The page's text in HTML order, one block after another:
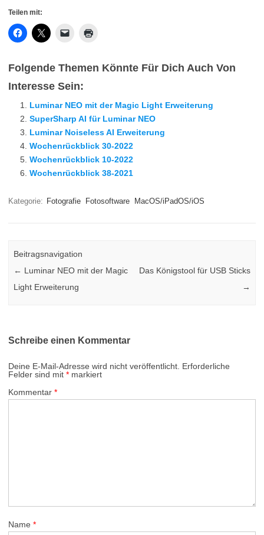
Teilen mit:
Folgende Themen Könnte Für Dich Auch Von
Interesse Sein:
Luminar NEO mit der Magic Light Erweiterung
SuperSharp AI für Luminar NEO
Luminar Noiseless AI Erweiterung
Wochenrückblick 30-2022
Wochenrückblick 10-2022
Wochenrückblick 38-2021
Kategorie: Fotografie Fotosoftware MacOS/iPadOS/iOS
Beitragsnavigation
← Luminar NEO mit der Magic
Light Erweiterung
Das Königstool für USB Sticks
→
Schreibe einen Kommentar
Deine E-Mail-Adresse wird nicht veröffentlicht. Erforderliche
Felder sind mit * markiert
Kommentar *
Name *